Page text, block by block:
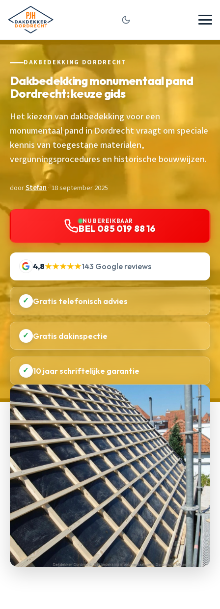
DAKBEDEKKING DORDRECHT
Dakbedekking monumentaal pand
Dordrecht: keuze gids
Het kiezen van dakbedekking voor een
monumentaal pand in Dordrecht vraagt om speciale
kennis van toegestane materialen,
vergunningsprocedures en historische bouwwijzen.
doorStefan· 18 september 2025
NU BEREIKBAAR
BEL 085 019 88 16
4,8★★★★★143 Google reviews
✓ Gratis telefonisch advies
✓ Gratis dakinspectie
✓ 10 jaar schriftelijke garantie